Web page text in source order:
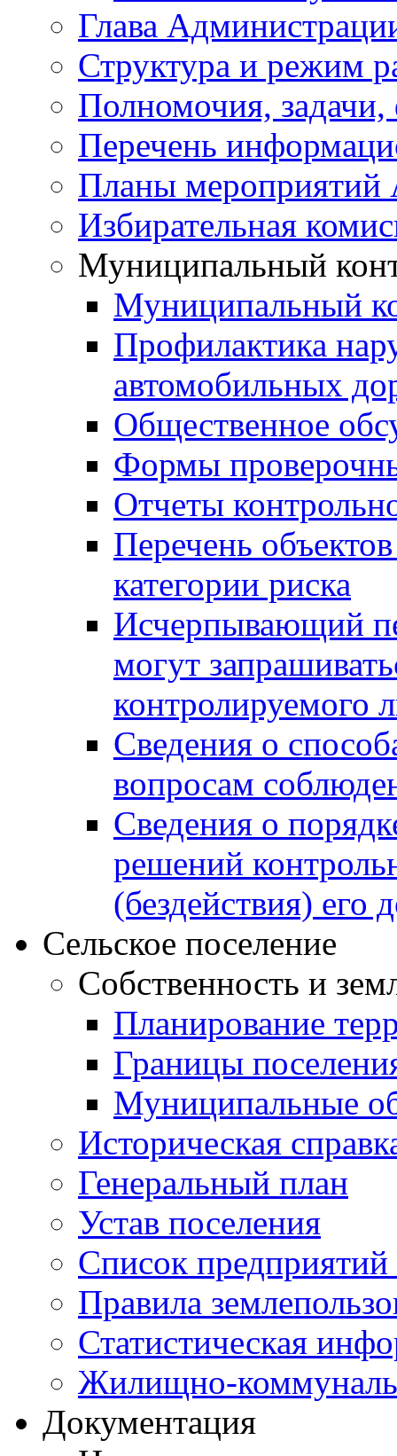
Глава
Структура и режим
Полномочия,
Перечень
Планы мероприятий
Избирательная
Муниципальный
Муниципальный
Профилактика
автомобильных
Общественное
Формы
Отчеты
Перечень
категории риска
Исчерпывающий
могут
контролируемого
Сведения о
вопросам
Сведения о
решений
(бездействия) его
Сельское поселение
Собственность и
Планирование
Границы
Муниципальные
Историческая
Генеральный план
Устав поселения
Список предприятий
Правила
Статистическая
Жилищно-
Документация